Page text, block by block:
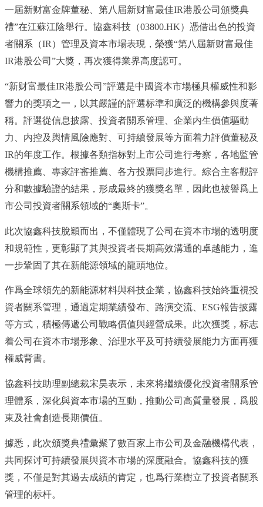
一屆新财富金牌董秘、第八屆新财富最佳IR港股公司頒獎典
禮”在江蘇江陰舉行。協鑫科技（03800.HK）憑借出色的投資
者關系（IR）管理及資本市場表現，榮獲“第八屆新财富最佳
IR港股公司 ”大獎，再次獲得業界高度認可。
“新财富最佳IR港股公司 ”評選是中國資本市場極具權威性和影
響力的獎項之一，以其嚴謹的評選标準和廣泛的機構參與度著
稱。 評選從信息披露、投資者關系管理、企業内生價值驅動
力、内控及輿情風險應對、可持續發展等方面着力評價董秘及
IR的年度工作。根據各類指标對上市公司進行考察，各地監管
機構推薦、專家評審推薦、各方投票同步進行。綜合主客觀評
分和數據驗證的結果，形成最終的獲獎名單 ，因此也被譽爲上
市公司投資者關系領域的“奧斯卡”。
此次協鑫科技脫穎而出，不僅體現了公司在資本市場的透明度
和規範性，更彰顯了其與投資者長期高效溝通的卓越能力，進
一步鞏固了其在新能源領域的龍頭地位。
作爲全球領先的新能源材料與科技企業，協鑫科技始終重視投
資者關系管理，通過定期業績發布、路演交流、 ESG報告披露
等方式，積極傳遞公司戰略價值與經營成果。此次獲獎，标志
着公司在資本市場形象、治理水平及可持續發展能力方面再獲
權威背書。
協鑫科技助理副總裁宋昊表示，未來将繼續優化投資者關系管
理體系，深化與資本市場的互動，推動公司高質量發展，爲股
東及社會創造長期價值。
據悉， 此次頒獎典禮彙聚了數百家上市公司及金融機構代表，
共同探讨可持續發展與資本市場的深度融合。協鑫科技的獲
獎，不僅是對其過去成績的肯定，也爲行業樹立了投資者關系
管理的标杆。